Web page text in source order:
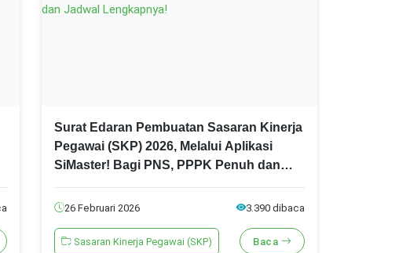
Surat Edaran Pembuatan Sasaran Kinerja
Pegawai (SKP) 2026, Melalui Aplikasi
SiMaster! Bagi PNS, PPPK Penuh dan
Jadwal Lengkapnya!
26 Februari 2026 3.390 dibaca
Sasaran Kinerja Pegawai (SKP) Baca